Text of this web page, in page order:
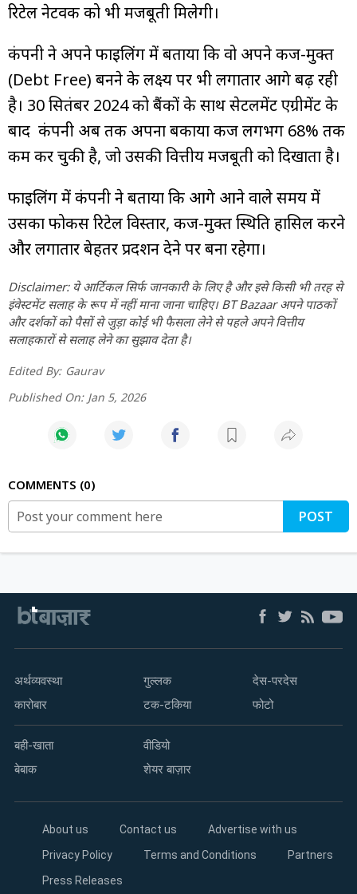
रिटेल नेटवर्क को भी मजबूती मिलेगी।
कंपनी ने अपने फाइलिंग में बताया कि वो अपने कर्ज-मुक्त
(Debt Free) बनने के लक्ष्य पर भी लगातार आगे बढ़ रही
है। 30 सितंबर 2024 को बैंकों के साथ सेटलमेंट एग्रीमेंट के
बाद कंपनी अब तक अपना बकाया कर्ज लगभग 68% तक
कम कर चुकी है, जो उसकी वित्तीय मजबूती को दिखाता है।
फाइलिंग में कंपनी ने बताया कि आगे आने वाले समय में
उसका फोकस रिटेल विस्तार, कर्ज-मुक्त स्थिति हासिल करने
और लगातार बेहतर प्रदर्शन देने पर बना रहेगा।
Disclaimer: ये आर्टिकल सिर्फ जानकारी के लिए है और इसे किसी भी तरह से
इंवेस्टमेंट सलाह के रूप में नहीं माना जाना चाहिए। BT Bazaar अपने पाठकों
और दर्शकों को पैसों से जुड़ा कोई भी फैसला लेने से पहले अपने वित्तीय
सलाहकारों से सलाह लेने का सुझाव देता है।
Edited By: Gaurav
Published On: Jan 5, 2026
COMMENTS 0
POST
अर्थव्यवस्था
कारोबार
गुल्लक
टक-टकिया
देस-परदेस
फोटो
बही-खाता
बेबाक
वीडियो
शेयर बाज़ार
About us Contact us
Advertise with us
Privacy Policy
Terms and Conditions
Partners
Press Releases